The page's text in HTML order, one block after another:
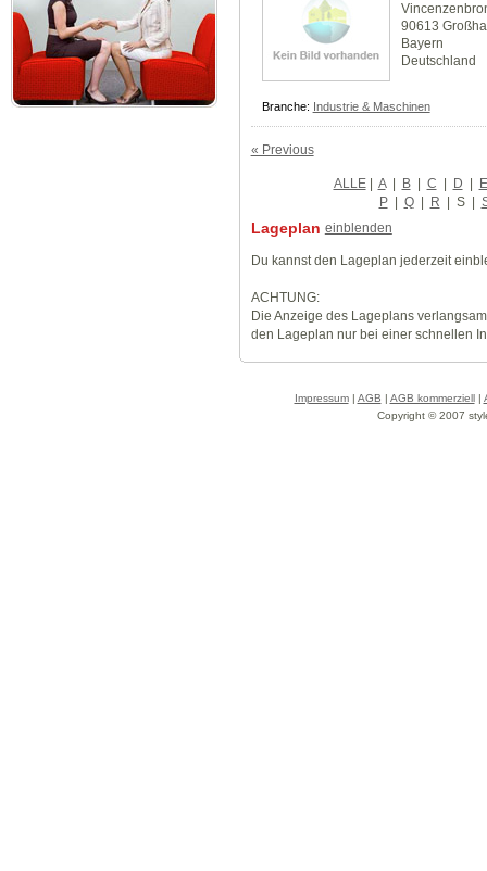
90613
Bayern
Deutschland
Branche: Industrie & Maschinen
« Previous
ALLE| A | B | C | D | E
P | Q | R | S|
Lageplan einblenden
Du kannst den Lageplan jederzeit
ACHTUNG:
Die Anzeige des Lageplans
den Lageplan nur bei einer schnellen
Impressum| AGB | AGB kommerziell|
Copyright © 2007